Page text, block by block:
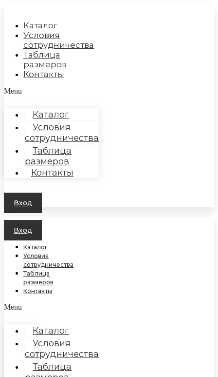
содержимому
Каталог
Условия
сотрудничества
Таблица
размеров
Контакты
Menu
Каталог
Условия
сотрудничества
Таблица
размеров
Контакты
Вход
Вход
Каталог
Условия
сотрудничества
Таблица
размеров
Контакты
Menu
Каталог
Условия
сотрудничества
Таблица